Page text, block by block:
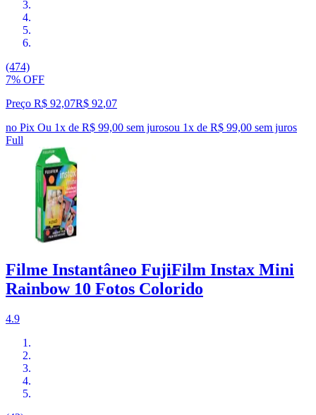
(474)
7% OFF
Preço R$ 92,07R$ 92,07
no Pix Ou 1x de R$ 99,00 sem jurosou 1x de R$ 99,00 sem juros
Full
Filme Instantâneo FujiFilm Instax Mini
Rainbow 10 Fotos Colorido
4.9